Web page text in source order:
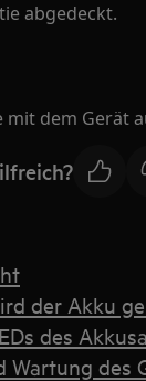
abgedeckt.
mit dem Gerät
der Akku
des
Wartung des